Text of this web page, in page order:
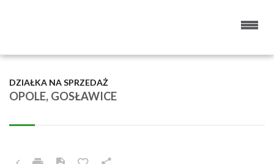
OPOLE, GOSŁAWICE
DZIAŁKA NA SPRZEDAŻ